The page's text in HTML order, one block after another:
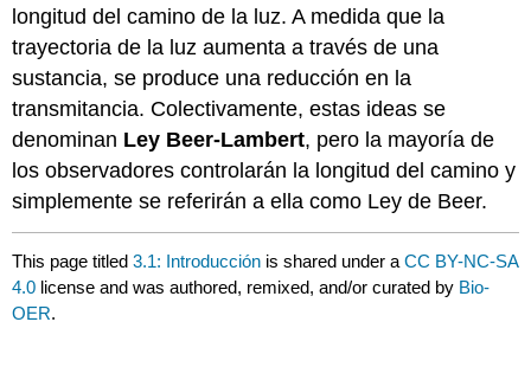
longitud del camino de la luz. A medida que la
trayectoria de la luz aumenta a través de una
sustancia, se produce una reducción en la
transmitancia. Colectivamente, estas ideas se
denominan Ley Beer-Lambert, pero la mayoría de
los observadores controlarán la longitud del camino y
simplemente se referirán a ella como Ley de Beer.
This page titled3.1: Introducción is shared under aCC BY-NC-SA
4.0 license and was authored, remixed, and/or curated by Bio-
OER.